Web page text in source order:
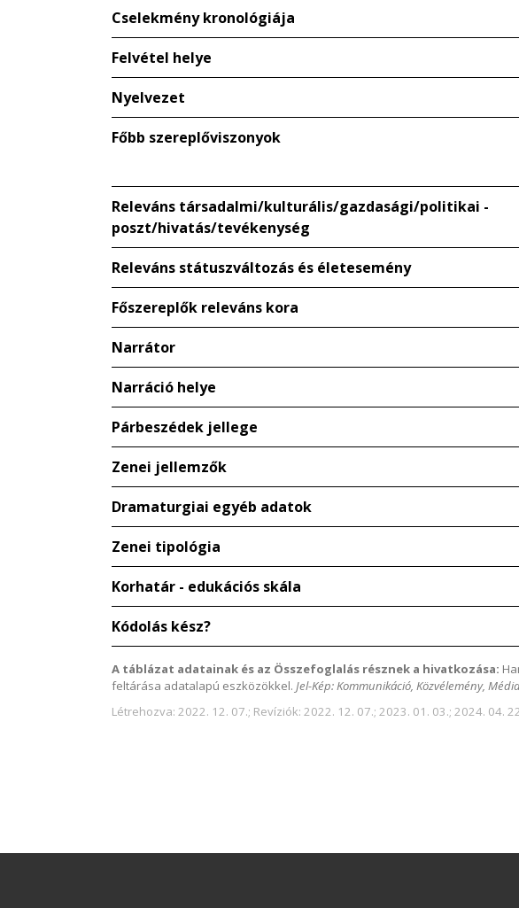
Cselekmény kronológiája
Felvétel helye
Nyelvezet
Főbb szereplőviszonyok
Releváns társadalmi/kulturális/gazdasági/politikai -
poszt/hivatás/tevékenység
Releváns státuszváltozás és életesemény
Főszereplők releváns kora
Narrátor
Narráció helye
Párbeszédek jellege
Zenei jellemzők
Dramaturgiai egyéb adatok
Zenei tipológia
Korhatár - edukációs skála
Kódolás kész?
A táblázat adatainak és az Összefoglalás résznek a hivatkozása:
feltárása adatalapú eszközökkel. Jel-Kép: Kommunikáció, Közvélemény, Média
Létrehozva: 2022. 12. 07.; Revíziók: 2022. 12. 07.; 2023. 01. 03.; 2024. 04.